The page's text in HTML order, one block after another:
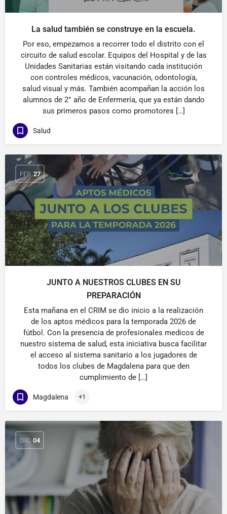
La salud también se construye en la escuela.
Por eso, empezamos a recorrer todo el distrito con el
circuito de salud escolar. Equipos del Hospital y de las
Unidades Sanitarias están visitando cada institución
con controles médicos, vacunación, odontología,
salud visual y más. También acompañan la acción los
alumnos de 2° año de Enfermería, que ya están dando
sus primeros pasos como promotores […]
Salud
FEB 27
JUNTO A NUESTROS CLUBES EN SU
PREPARACIÓN
Esta mañana en el CRIM se dio inicio a la realización
de los aptos médicos para la temporada 2026 de
fútbol. Con la presencia de profesionales medicos de
nuestro sistema de salud, esta iniciativa busca facilitar
el acceso al sistema sanitario a los jugadores de
todos los clubes de Magdalena para que den
cumplimiento de […]
Magdalena +1
DIC 04